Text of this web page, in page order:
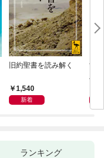
旧約聖書を読み解く
1,540
新着
す
ランキング